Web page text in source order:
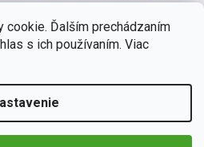
cookie. Ďalším prechádzaním
s ich používaním. Viac
Volkswagen Touran II s
autorádiu Bmode BEX20. Na
CarPlay a...